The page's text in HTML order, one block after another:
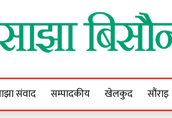
Bisaunee
संवाद सम्पादकीय खेलकुद सौंराइ